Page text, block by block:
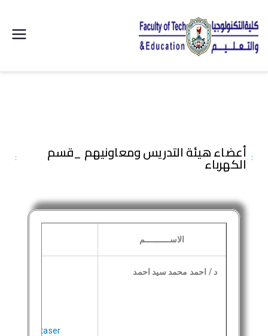
التكنولوجيا
الصناعى
سوهاج |
أعضاء هيئة التدريس ومعاونيهم _قسم
الكهرباء
الاســــــــــم
د / احمد محمد سيد احمد